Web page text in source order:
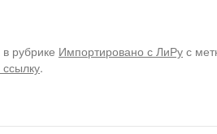
рубрике Импортировано с ЛиРус
.